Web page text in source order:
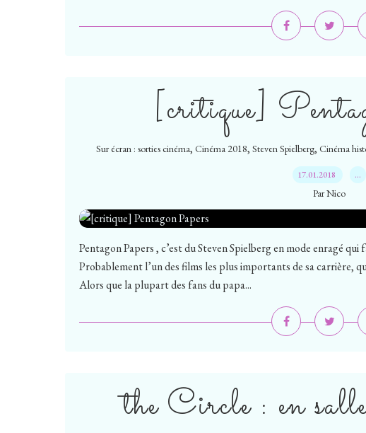
[critique]
Sur écran : sorties cinéma, Cinéma 2018, Steven Spielberg, Cinéma
17.01.2018 …
Par Nico
Pentagon Papers , c’est du Steven Spielberg en mode enragé
Probablement l’un des films les plus importants de sa carrière,
Alors que la plupart des fans du papa...
the Circle : en